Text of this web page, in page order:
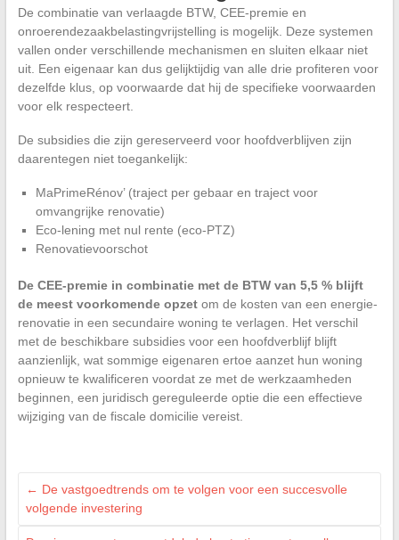
De combinatie van verlaagde BTW, CEE-premie en
onroerendezaakbelastingvrijstelling is mogelijk. Deze systemen
vallen onder verschillende mechanismen en sluiten elkaar niet
uit. Een eigenaar kan dus gelijktijdig van alle drie profiteren voor
dezelfde klus, op voorwaarde dat hij de specifieke voorwaarden
voor elk respecteert.
De subsidies die zijn gereserveerd voor hoofdverblijven zijn
daarentegen niet toegankelijk:
MaPrimeRénov’ (traject per gebaar en traject voor
omvangrijke renovatie)
Eco-lening met nul rente (eco-PTZ)
Renovatievoorschot
De CEE-premie in combinatie met de BTW van 5,5 % blijft
de meest voorkomende opzetom de kosten van een energie-
renovatie in een secundaire woning te verlagen. Het verschil
met de beschikbare subsidies voor een hoofdverblijf blijft
aanzienlijk, wat sommige eigenaren ertoe aanzet hun woning
opnieuw te kwalificeren voordat ze met de werkzaamheden
beginnen, een juridisch gereguleerde optie die een effectieve
wijziging van de fiscale domicilie vereist.
← De vastgoedtrends om te volgen voor een succesvolle
volgende investering